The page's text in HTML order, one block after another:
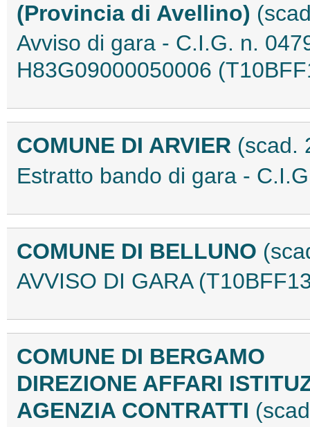
(Provincia di Avellino)
Avviso di gara - C.I.G. n.
H83G09000050006
COMUNE DI ARVIER (scad.
Estratto bando di gara -
COMUNE DI BELLUNO
AVVISO DI GARA
COMUNE DI BERGAMO
DIREZIONE AFFARI
AGENZIA CONTRATTI